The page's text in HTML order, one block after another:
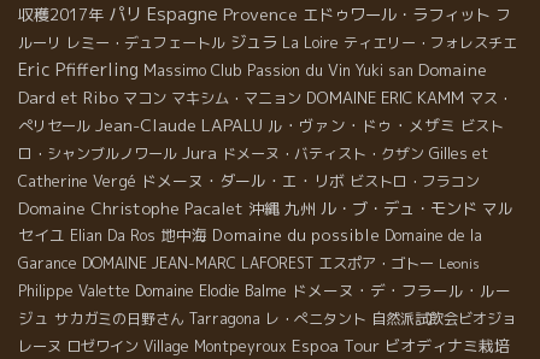
収穫2017年 パリ Espagne Provence エドゥワール・ラフィット フ
ルーリ レミー・デュフェートル ジュラ La Loire ティエリー・フォレスチエ
Eric Pfifferling Massimo Club Passion du Vin Yuki san Domaine
Dard et Ribo マコン マキシム・マニョン DOMAINE ERIC KAMM マス・
ぺリセール Jean-Claude LAPALU ル・ヴァン・ドゥ・メザミ ビスト
ロ・シャンブルノワール Jura ドメーヌ・バティスト・クザン Gilles et
Catherine Vergé ドメーヌ・ダール・エ・リボ ビストロ・フラコン
Domaine Christophe Pacalet 沖縄 九州 ル・ブ・デュ・モンド マル
セイユ Elian Da Ros 地中海 Domaine du possible Domaine de la
Garance DOMAINE JEAN-MARC LAFOREST エスポア・ゴトー Leonis
Philippe Valette Domaine Elodie Balme ドメーヌ・デ・フラール・ルー
ジュ サカガミの日野さん Tarragona レ・ぺニタント 自然派試飲会ビオジョ
レーヌ ロゼワイン Village Montpeyroux Espoa Tour ビオディナミ栽培